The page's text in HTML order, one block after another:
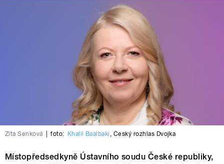
Zita Senková foto: Khalil Baalbaki , Český rozhlas Dvojka
Místopředsedkyně Ústavního soudu České republiky,